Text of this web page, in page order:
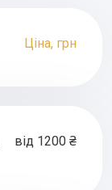
Ціна, грн
від 1200 ₴